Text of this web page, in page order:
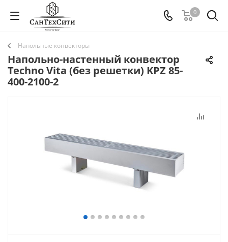
0
Напольные конвекторы
Напольно-настенный конвектор
Techno Vita (без решетки) KPZ 85-
400-2100-2